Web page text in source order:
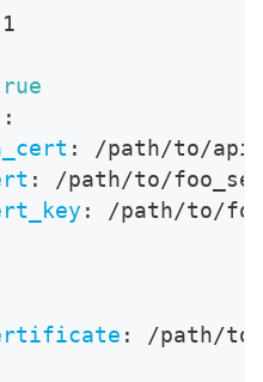
:
:
/path/to/
:
/path/to/
: /path/to/
: /path/